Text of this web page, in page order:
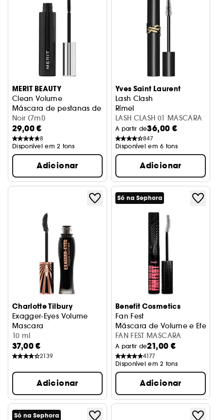
MERIT BEAUTY
Clean Volume
Máscara de pestanas de volume
Noir (7ml)
29,00 €
8
Disponível em 2 tons
Adicionar
Yves Saint Laurent
Lash Clash
Rímel
LASH CLASH 01 MASCARA
A partir de36,00 €
847
Disponível em 6 tons
Adicionar
Charlotte Tilbury
Exagger-Eyes Volume
Mascara
Máscara volumizador
10 ml
37,00 €
2139
Adicionar
Só na Sephora
Benefit Cosmetics
Fan Fest
Máscara de Volume e Efeito
FAN FEST MASCARA
A partir de21,00 €
4177
Disponível em 2 tons
Adicionar
Só na Sephora